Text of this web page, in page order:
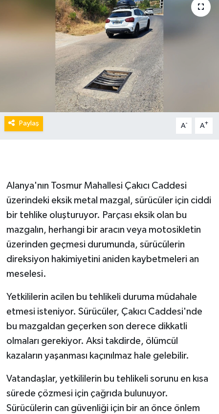
Paylaş A- A+
Alanya'nın Tosmur Mahallesi Çakıcı Caddesi
üzerindeki eksik metal mazgal, sürücüler için ciddi
bir tehlike oluşturuyor. Parçası eksik olan bu
mazgalın, herhangi bir aracın veya motosikletin
üzerinden geçmesi durumunda, sürücülerin
direksiyon hakimiyetini aniden kaybetmeleri an
meselesi.
Yetkililerin acilen bu tehlikeli duruma müdahale
etmesi isteniyor. Sürücüler, Çakıcı Caddesi'nde
bu mazgaldan geçerken son derece dikkatli
olmaları gerekiyor. Aksi takdirde, ölümcül
kazaların yaşanması kaçınılmaz hale gelebilir.
Vatandaşlar, yetkililerin bu tehlikeli sorunu en kısa
sürede çözmesi için çağrıda bulunuyor.
Sürücülerin can güvenliği için bir an önce önlem